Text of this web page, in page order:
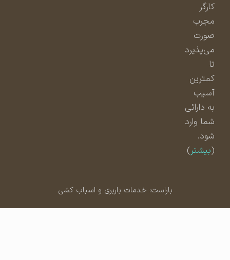
مجرب
صورت
می‌پذیرد
کمترین
آسیب
به دارائی
شما وارد
شود.
بیشتر)
باراست: خدمات باربری و اسباب کشی